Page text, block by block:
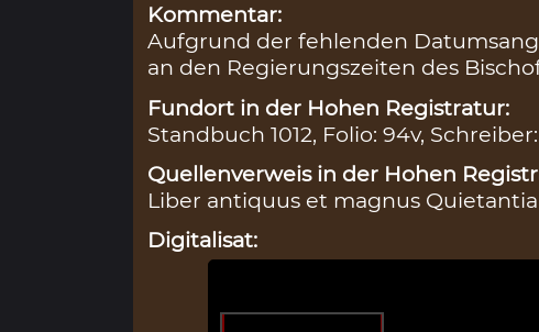
Kommentar:
Aufgrund der fehlenden
an den Regierungszeiten des
Fundort in der Hohen Registratur:
Standbuch 1012, Folio: 94v,
Quellenverweis in der Hohen
Liber antiquus et magnus Quietantia
Digitalisat: